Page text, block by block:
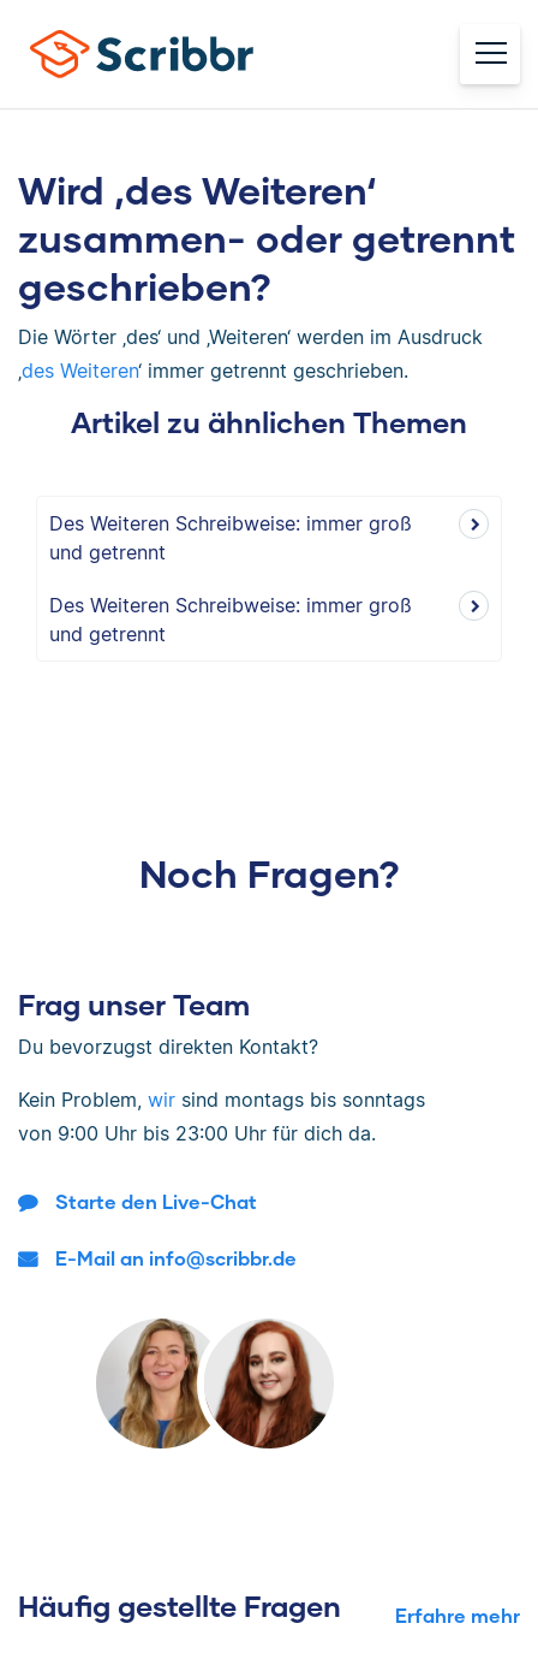
Wird ‚des Weiteren‘
zusammen- oder getrennt
geschrieben?
Die Wörter ‚des‘ und ‚Weiteren‘ werden im Ausdruck
‚des Weiteren‘ immer getrennt geschrieben.
Artikel zu ähnlichen Themen
Des Weiteren Schreibweise: immer groß
und getrennt
Des Weiteren Schreibweise: immer groß
und getrennt
Noch Fragen?
Frag unser Team
Du bevorzugst direkten Kontakt?
Kein Problem, wir sind montags bis sonntags
von 9:00 Uhr bis 23:00 Uhr für dich da.
Starte den Live-Chat
E-Mail an info@scribbr.de
Häufig gestellte Fragen Erfahre mehr